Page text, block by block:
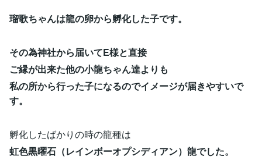
瑠歌ちゃんは龍の卵から孵化した子です。
その為神社から届いてE様と直接
ご縁が出来た他の小龍ちゃん達よりも
私の所から行った子になるのでイメージが届きやすいで
す。
孵化したばかりの時の龍種は
虹色黒曜石（レインボーオプシディアン）龍でした。